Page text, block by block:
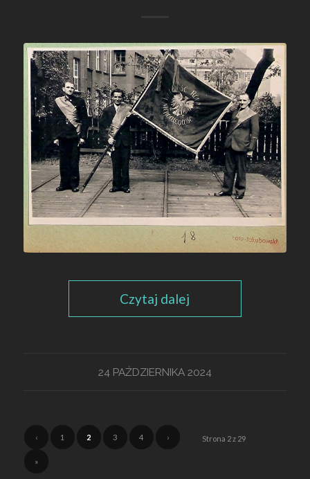
Czytaj dalej
24 PAŹDZIERNIKA 2024
Strona 2 z 29
‹ 1 2 3 4 ›
»